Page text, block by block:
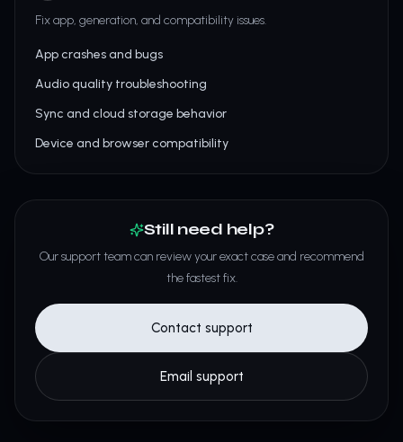
Fix app, generation, and compatibility issues.
App crashes and bugs
Audio quality troubleshooting
Sync and cloud storage behavior
Device and browser compatibility
Still need help?
Our support team can review your exact case and recommend
the fastest fix.
Contact support
Email support